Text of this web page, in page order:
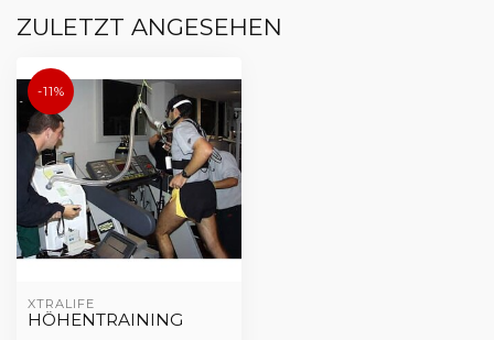
ZULETZT ANGESEHEN
-11%
XTRALIFE
HÖHENTRAINING